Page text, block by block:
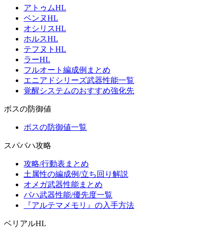
アトゥムHL
ベンヌHL
オシリスHL
ホルスHL
テフヌトHL
ラーHL
フルオート編成例まとめ
エニアドシリーズ武器性能一覧
覚醒システムのおすすめ強化先
ボスの防御値
ボスの防御値一覧
スパバハ攻略
攻略/行動表まとめ
土属性の編成例/立ち回り解説
オメガ武器性能まとめ
バハ武器性能/優先度一覧
『アルテマメモリ』の入手方法
ベリアルHL